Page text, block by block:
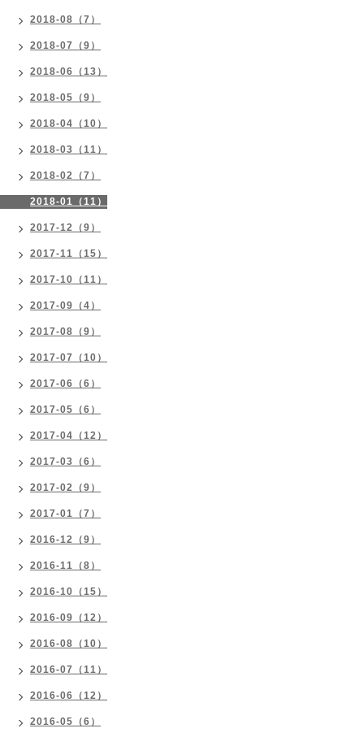
2018-08（7）
2018-07（9）
2018-06（13）
2018-05（9）
2018-04（10）
2018-03（11）
2018-02（7）
2018-01（11）
2017-12（9）
2017-11（15）
2017-10（11）
2017-09（4）
2017-08（9）
2017-07（10）
2017-06（6）
2017-05（6）
2017-04（12）
2017-03（6）
2017-02（9）
2017-01（7）
2016-12（9）
2016-11（8）
2016-10（15）
2016-09（12）
2016-08（10）
2016-07（11）
2016-06（12）
2016-05（6）